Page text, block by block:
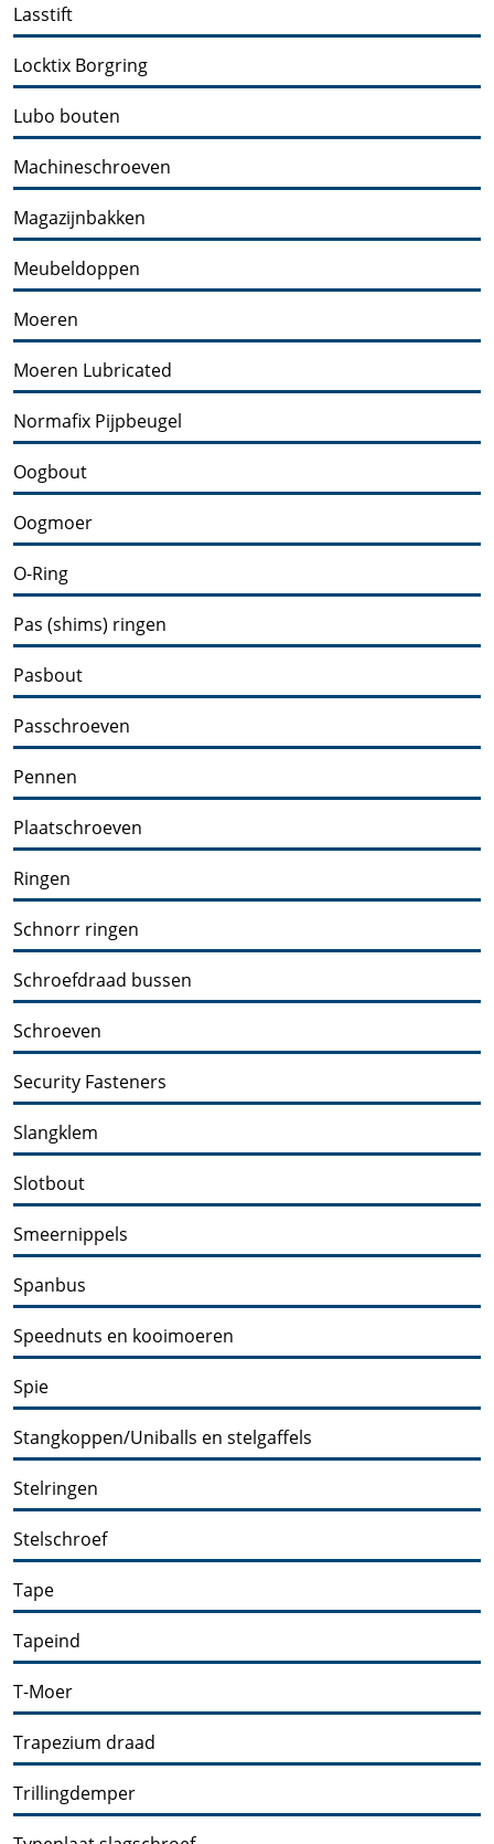
Lasstift
Locktix Borgring
Lubo bouten
Machineschroeven
Magazijnbakken
Meubeldoppen
Moeren
Moeren Lubricated
Normafix Pijpbeugel
Oogbout
Oogmoer
O-Ring
Pas (shims) ringen
Pasbout
Passchroeven
Pennen
Plaatschroeven
Ringen
Schnorr ringen
Schroefdraad bussen
Schroeven
Security Fasteners
Slangklem
Slotbout
Smeernippels
Spanbus
Speednuts en kooimoeren
Spie
Stangkoppen/Uniballs en stelgaffels
Stelringen
Stelschroef
Tape
Tapeind
T-Moer
Trapezium draad
Trillingdemper